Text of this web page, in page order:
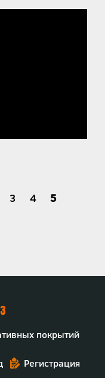
Страница
3 Страница
4
Текущая
5
покрытий
Регистрация